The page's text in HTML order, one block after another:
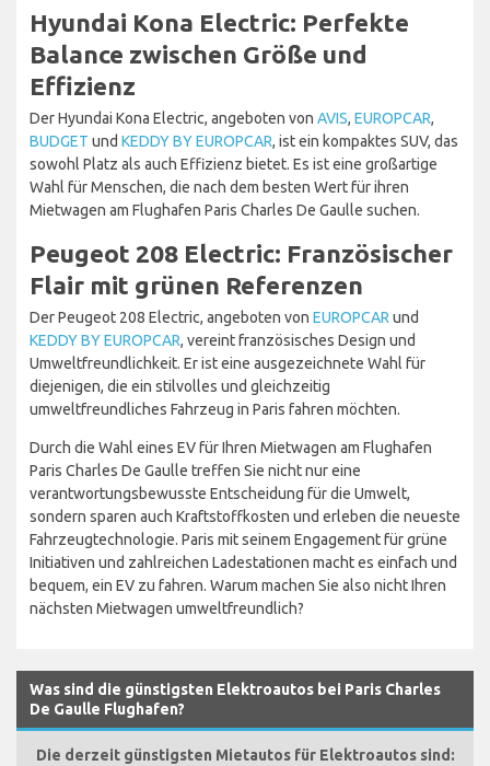
Hyundai Kona Electric: Perfekte
Balance zwischen Größe und
Effizienz
Der Hyundai Kona Electric, angeboten von AVIS, EUROPCAR,
BUDGET und KEDDY BY EUROPCAR, ist ein kompaktes SUV, das
sowohl Platz als auch Effizienz bietet. Es ist eine großartige
Wahl für Menschen, die nach dem besten Wert für ihren
Mietwagen am Flughafen Paris Charles De Gaulle suchen.
Peugeot 208 Electric: Französischer
Flair mit grünen Referenzen
Der Peugeot 208 Electric, angeboten von EUROPCAR und
KEDDY BY EUROPCAR, vereint französisches Design und
Umweltfreundlichkeit. Er ist eine ausgezeichnete Wahl für
diejenigen, die ein stilvolles und gleichzeitig
umweltfreundliches Fahrzeug in Paris fahren möchten.
Durch die Wahl eines EV für Ihren Mietwagen am Flughafen
Paris Charles De Gaulle treffen Sie nicht nur eine
verantwortungsbewusste Entscheidung für die Umwelt,
sondern sparen auch Kraftstoffkosten und erleben die neueste
Fahrzeugtechnologie. Paris mit seinem Engagement für grüne
Initiativen und zahlreichen Ladestationen macht es einfach und
bequem, ein EV zu fahren. Warum machen Sie also nicht Ihren
nächsten Mietwagen umweltfreundlich?
Was sind die günstigsten Elektroautos bei Paris Charles
De Gaulle Flughafen?
Die derzeit günstigsten Mietautos für Elektroautos sind: